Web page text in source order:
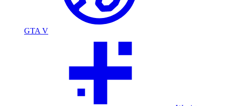
GTA V